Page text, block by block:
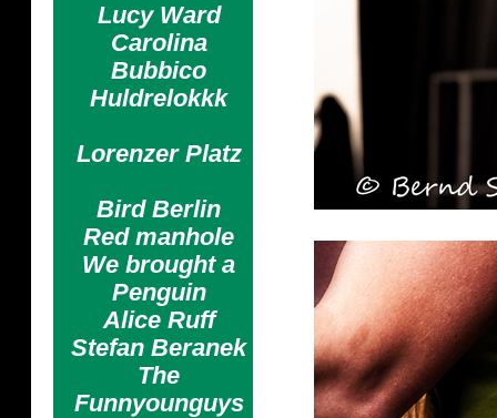
Lucy Ward
Carolina
Bubbico
Huldrelokkk
Lorenzer Platz
Bird Berlin
Red manhole
We brought a
Penguin
Alice Ruff
Stefan Beranek
The
Funnyounguys